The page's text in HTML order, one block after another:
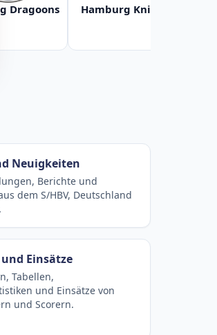
Dragoons Hamburg Knights
Neuigkeiten
Berichte und
dem S/HBV, Deutschland
Einsätze
Tabellen,
und Einsätze von
und Scorern.